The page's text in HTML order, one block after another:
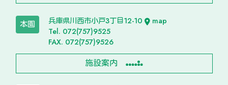
本園 兵庫県川西市小戸3丁目12-10
map
Tel. 072(757)9525
FAX. 072(757)9526
施設案内